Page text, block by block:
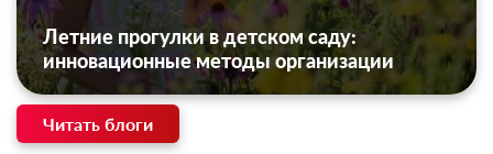
Летние прогулки в детском саду:
инновационные методы организации
Читать блоги